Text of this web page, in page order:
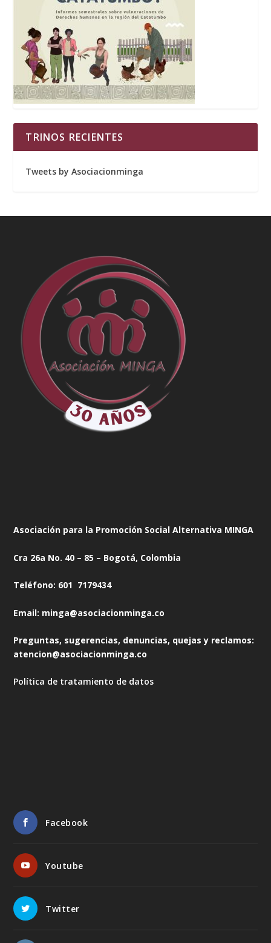
TRINOS RECIENTES
Tweets by Asociacionminga
Asociación para la Promoción Social Alternativa MINGA
Cra 26a No. 40 – 85 – Bogotá, Colombia
Teléfono: 601 7179434
Email: minga@asociacionminga.co
Preguntas, sugerencias, denuncias, quejas y reclamos:
atencion@asociacionminga.co
Política de tratamiento de datos
Facebook
Youtube
Twitter